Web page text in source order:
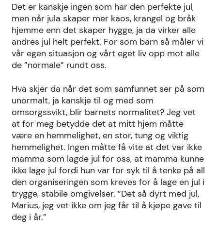
Det er kanskje ingen som har den perfekte jul,
men når jula skaper mer kaos, krangel og bråk
hjemme enn det skaper hygge, ja da virker alle
andres jul helt perfekt. For som barn så måler vi
vår egen situasjon og vårt eget liv opp mot alle
de ”normale” rundt oss.
Hva skjer da når det som samfunnet ser på som
unormalt, ja kanskje til og med som
omsorgssvikt, blir barnets normalitet? Jeg vet
at for meg betydde det at mitt hjem måtte
være en hemmelighet, en stor, tung og viktig
hemmelighet. Ingen måtte få vite at det var ikke
mamma som lagde jul for oss, at mamma kunne
ikke lage jul fordi hun var for syk til å tenke på all
den organiseringen som kreves for å lage en jul i
trygge, stabile omgivelser. ”Det så dyrt med jul,
Marius, jeg vet ikke om jeg får til å kjøpe gave til
deg i år.”